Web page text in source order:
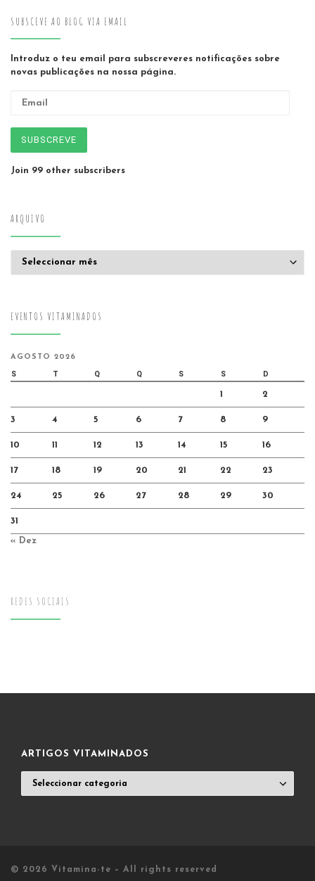
SUBSCEVE AO BLOG VIA EMAIL
Introduz o teu email para subscreveres notificações sobre
novas publicações na nossa página.
SUBSCREVE
Join 99 other subscribers
ARQUIVO
EVENTOS VITAMINADOS
AGOSTO 2026
S T Q Q S S D
1 2
3 4 5 6 7 8 9
10 11 12 13 14 15 16
17 18 19 20 21 22 23
24 25 26 27 28 29 30
31
« Dez
REDES SOCIAIS
ARTIGOS VITAMINADOS
VITAMINADOS
© 2026 Vitamina-te – All rights reserved